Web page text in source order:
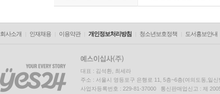
회사소개 인재채용 이용약관 개인정보처리방침 청소년보호정책 도서홍보안내
대표 : 김석환, 최세라
주소 : 서울시 영등포구 은행로 11, 5층~6층(여의도동,일신
사업자등록번호 : 229-81-37000 통신판매업신고 : 제